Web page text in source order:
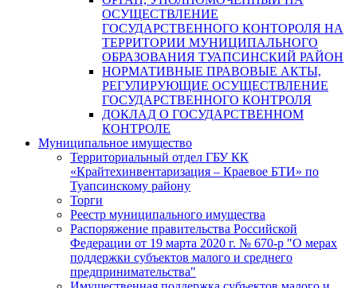
ОСУЩЕСТВЛЕНИЕ
ГОСУДАРСТВЕННОГО КОНТОРОЛЯ НА
ТЕРРИТОРИИ МУНИЦИПАЛЬНОГО
ОБРАЗОВАНИЯ ТУАПСИНСКИЙ РАЙОН
НОРМАТИВНЫЕ ПРАВОВЫЕ АКТЫ,
РЕГУЛИРУЮЩИЕ ОСУЩЕСТВЛЕНИЕ
ГОСУДАРСТВЕННОГО КОНТРОЛЯ
ДОКЛАД О ГОСУДАРСТВЕННОМ
КОНТРОЛЕ
Муниципальное имущество
Территориальный отдел ГБУ КК
«Крайтехинвентаризация – Краевое БТИ» по
Туапсинскому району
Торги
Реестр муниципального имущества
Распоряжение правительства Российской
Федерации от 19 марта 2020 г. № 670-р "О мерах
поддержки субъектов малого и среднего
предпринимательства"